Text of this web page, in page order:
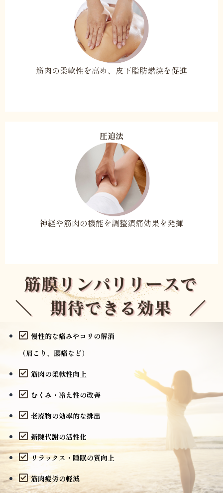
筋肉の柔軟性を高め、 皮下脂肪燃焼を促進
圧迫法
神経や筋肉の機能を調整鎮痛効果を発揮
慢性的な痛みやコリの解消
（肩こり、腰痛など）
筋肉の柔軟性向上
むくみ・冷え性の改善
老廃物の効率的な排出
新陳代謝の活性化
リラックス・睡眠の質向上
筋肉疲労の軽減